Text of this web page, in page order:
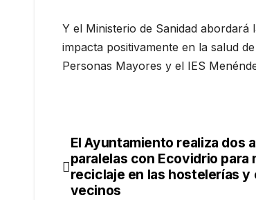
Y el Ministerio de Sanidad
impacta positivamente en la salud
Personas Mayores y el IES
El Ayuntamiento realiza dos
paralelas con Ecovidrio para
reciclaje en las hostelerías y
vecinos